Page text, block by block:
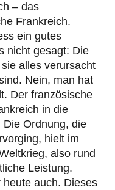
– das
Frankreich.
ein gutes
nicht gesagt: Die
alles verursacht
Nein, man hat
Der französische
in die
Ordnung, die
hielt im
also rund
Leistung.
auch. Dieses